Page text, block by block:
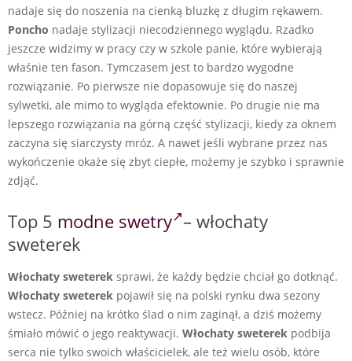
nadaje się do noszenia na cienką bluzkę z długim rękawem.
Poncho nadaje stylizacji niecodziennego wyglądu. Rzadko
jeszcze widzimy w pracy czy w szkole panie, które wybierają
właśnie ten fason. Tymczasem jest to bardzo wygodne
rozwiązanie. Po pierwsze nie dopasowuje się do naszej
sylwetki, ale mimo to wygląda efektownie. Po drugie nie ma
lepszego rozwiązania na górną część stylizacji, kiedy za oknem
zaczyna się siarczysty mróz. A nawet jeśli wybrane przez nas
wykończenie okaże się zbyt ciepłe, możemy je szybko i sprawnie
zdjąć.
Top 5 modne swetry – włochaty
sweterek
Włochaty sweterek sprawi, że każdy będzie chciał go dotknąć.
Włochaty sweterek pojawił się na polski rynku dwa sezony
wstecz. Później na krótko ślad o nim zaginął, a dziś możemy
śmiało mówić o jego reaktywacji. Włochaty sweterek podbija
serca nie tylko swoich właścicielek, ale też wielu osób, które